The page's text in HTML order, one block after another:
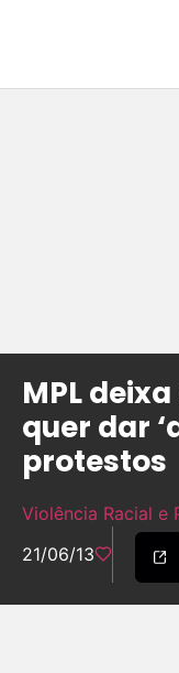
MPL
quer dar
protestos
Violência Racial e
21/06/13